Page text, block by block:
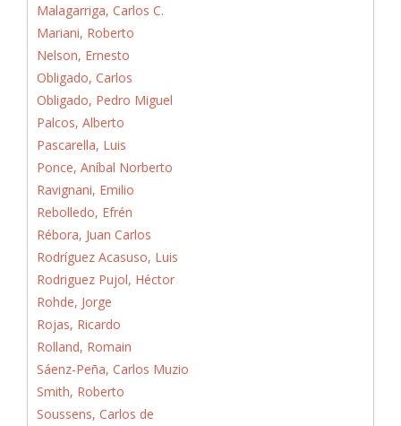
Malagarriga, Carlos C.
Mariani, Roberto
Nelson, Ernesto
Obligado, Carlos
Obligado, Pedro Miguel
Palcos, Alberto
Pascarella, Luis
Ponce, Aníbal Norberto
Ravignani, Emilio
Rebolledo, Efrén
Rébora, Juan Carlos
Rodríguez Acasuso, Luis
Rodriguez Pujol, Héctor
Rohde, Jorge
Rojas, Ricardo
Rolland, Romain
Sáenz-Peña, Carlos Muzio
Smith, Roberto
Soussens, Carlos de